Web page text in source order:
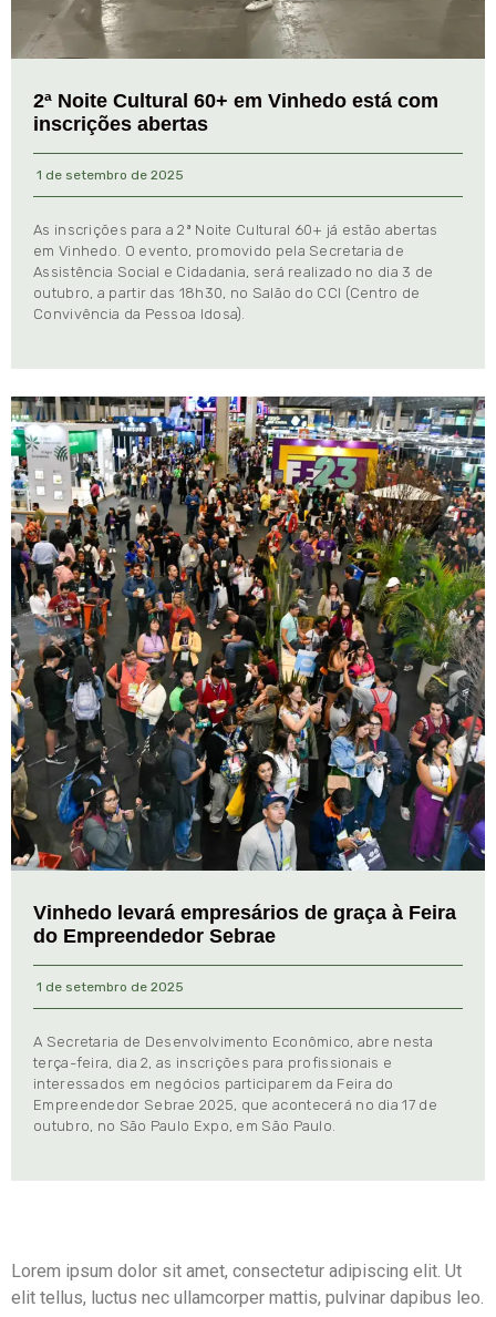
2ª Noite Cultural 60+ em Vinhedo está com
inscrições abertas
1 de setembro de 2025
As inscrições para a 2ª Noite Cultural 60+ já estão abertas
em Vinhedo. O evento, promovido pela Secretaria de
Assistência Social e Cidadania, será realizado no dia 3 de
outubro, a partir das 18h30, no Salão do CCI (Centro de
Convivência da Pessoa Idosa).
Vinhedo levará empresários de graça à Feira
do Empreendedor Sebrae
1 de setembro de 2025
A Secretaria de Desenvolvimento Econômico, abre nesta
terça-feira, dia 2, as inscrições para profissionais e
interessados em negócios participarem da Feira do
Empreendedor Sebrae 2025, que acontecerá no dia 17 de
outubro, no São Paulo Expo, em São Paulo.
Lorem ipsum dolor sit amet, consectetur adipiscing elit. Ut
elit tellus, luctus nec ullamcorper mattis, pulvinar dapibus leo.